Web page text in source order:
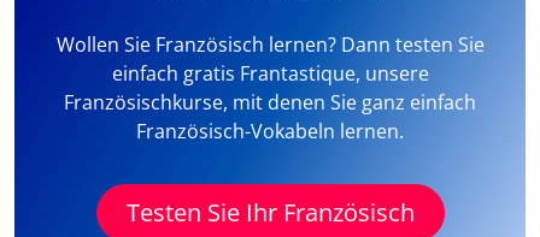
Wollen Sie Französisch lernen? Dann testen Sie
einfach gratis Frantastique, unsere
Französischkurse, mit denen Sie ganz einfach
Französisch-Vokabeln lernen.
Testen Sie Ihr Französisch